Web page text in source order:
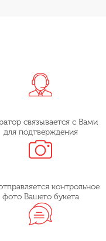
связывается с Вами
для подтверждения
контрольное
фото Вашего букета